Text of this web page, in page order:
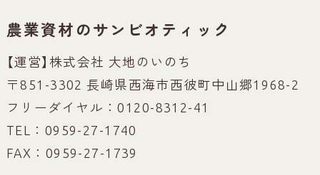
農業資材のサンビオティック
【運営】株式会社 大地のいのち
〒851-3302 長崎県西海市西彼町中山郷1968-2
フリーダイヤル：0120-8312-41
TEL：0959-27-1740
FAX：0959-27-1739